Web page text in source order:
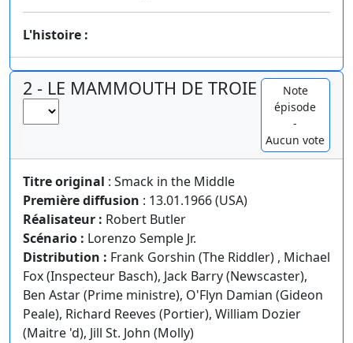
L'histoire :
2 - LE MAMMOUTH DE TROIE
Note
épisode
-
Aucun vote
Titre original : Smack in the Middle
Première diffusion : 13.01.1966 (USA)
Réalisateur : Robert Butler
Scénario : Lorenzo Semple Jr.
Distribution : Frank Gorshin (The Riddler) , Michael
Fox (Inspecteur Basch), Jack Barry (Newscaster),
Ben Astar (Prime ministre), O'Flyn Damian (Gideon
Peale), Richard Reeves (Portier), William Dozier
(Maitre 'd), Jill St. John (Molly)